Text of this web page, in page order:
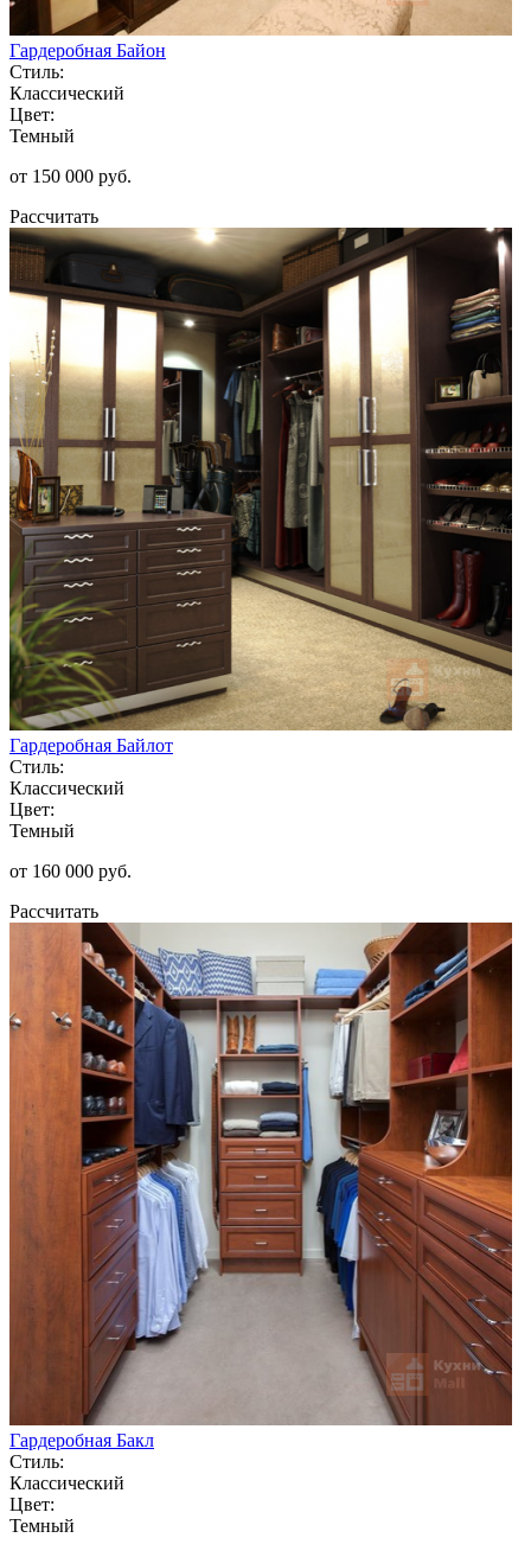
Гардеробная Байон
Стиль:
Классический
Цвет:
Темный
от 150 000 руб.
Рассчитать
Гардеробная Байлот
Стиль:
Классический
Цвет:
Темный
от 160 000 руб.
Рассчитать
Гардеробная Бакл
Стиль:
Классический
Цвет:
Темный